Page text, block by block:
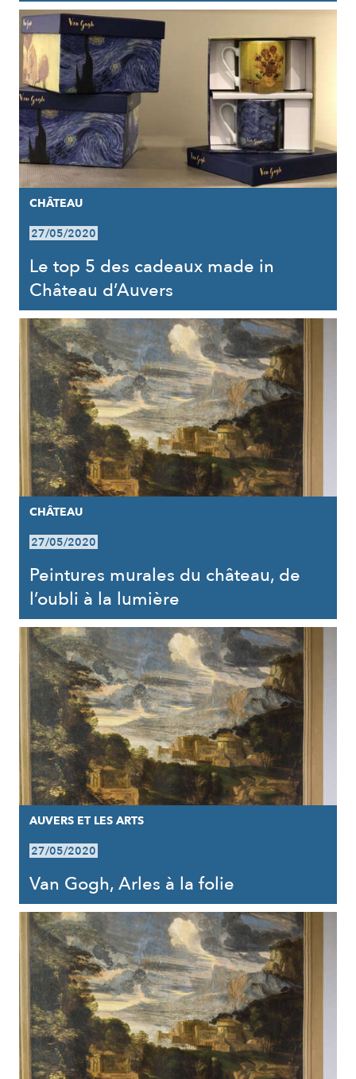
CHÂTEAU
27/05/2020
Le top 5 des cadeaux made in
Château d’Auvers
CHÂTEAU
27/05/2020
Peintures murales du château, de
l’oubli à la lumière
AUVERS ET LES ARTS
27/05/2020
Van Gogh, Arles à la folie